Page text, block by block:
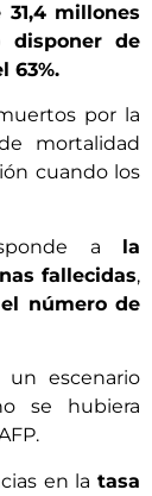
millones
disponer de
63%.
por la
mortalidad
cuando los
a la
fallecidas,
número de
un escenario
se hubiera
en latasa